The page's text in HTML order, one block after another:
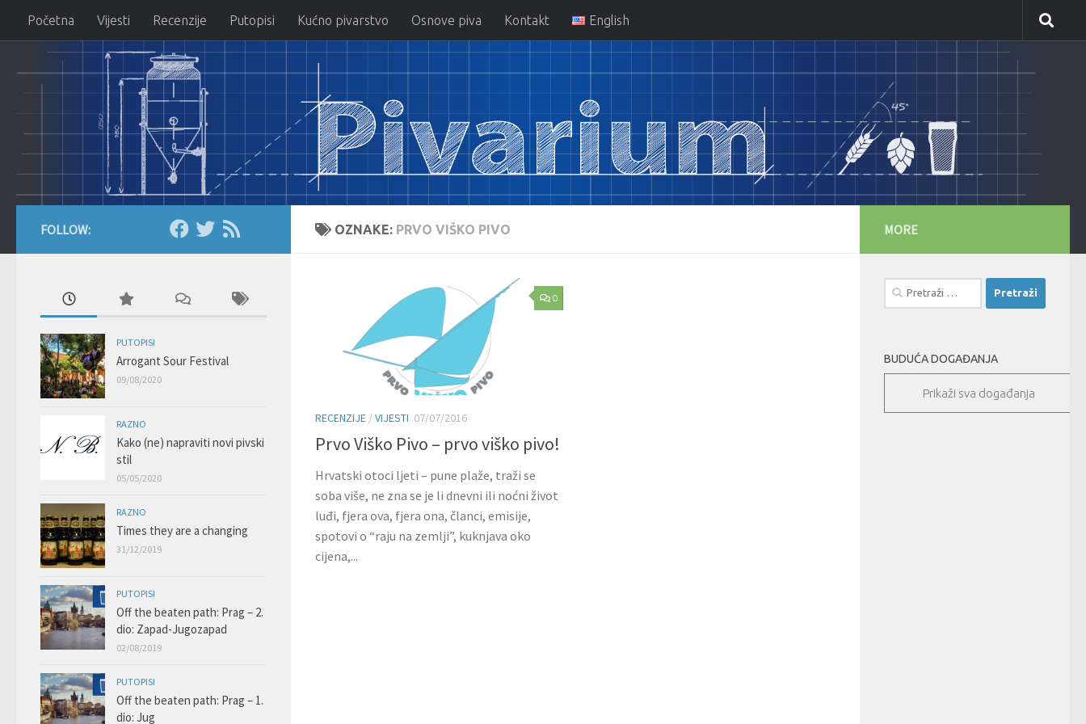
Skip to content
Početna Vijesti Recenzije Putopisi Kućno pivarstvo Osnove piva Kontakt English
OZNAKE: PRVO VIŠKO PIVO
0
RECENZIJE /VIJESTI 07/07/2016
Prvo Viško Pivo – prvo viško pivo!
Hrvatski otoci ljeti – pune plaže, traži se
soba više, ne zna se je li dnevni ili noćni život
luđi, fjera ova, fjera ona, članci, emisije,
spotovi o “raju na zemlji”, kuknjava oko
cijena,...
FOLLOW:
PUTOPISI
Arrogant Sour Festival
09/08/2020
RAZNO
Kako (ne) napraviti novi pivski
stil
05/05/2020
RAZNO
Times they are a changing
31/12/2019
PUTOPISI
Off the beaten path: Prag – 2.
dio: Zapad-Jugozapad
02/08/2019
PUTOPISI
Off the beaten path: Prag – 1.
dio: Jug
MORE
Pretraži:
BUDUĆA DOGAĐANJA
Prikaži sva događanja